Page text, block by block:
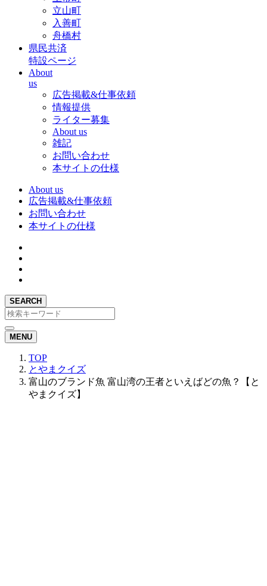
立山町
入善町
舟橋村
県民共済
特設ページ
About
us
広告掲載&仕事依頼
情報提供
ライター募集
About us
雑記
お問い合わせ
本サイトの仕様
About us
広告掲載&仕事依頼
お問い合わせ
本サイトの仕様
SEARCH
MENU
TOP
とやまクイズ
富山のブランド魚 富山湾の王者といえばどの魚？【と
やまクイズ】